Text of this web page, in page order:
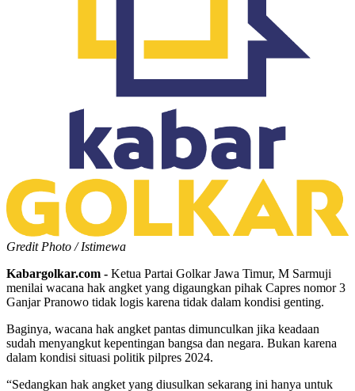
Gredit Photo / Istimewa
Kabargolkar.com - Ketua Partai Golkar Jawa Timur, M Sarmuji
menilai wacana hak angket yang digaungkan pihak Capres nomor 3
Ganjar Pranowo tidak logis karena tidak dalam kondisi genting.
Baginya, wacana hak angket pantas dimunculkan jika keadaan
sudah menyangkut kepentingan bangsa dan negara. Bukan karena
dalam kondisi situasi politik pilpres 2024.
“Sedangkan hak angket yang diusulkan sekarang ini hanya untuk